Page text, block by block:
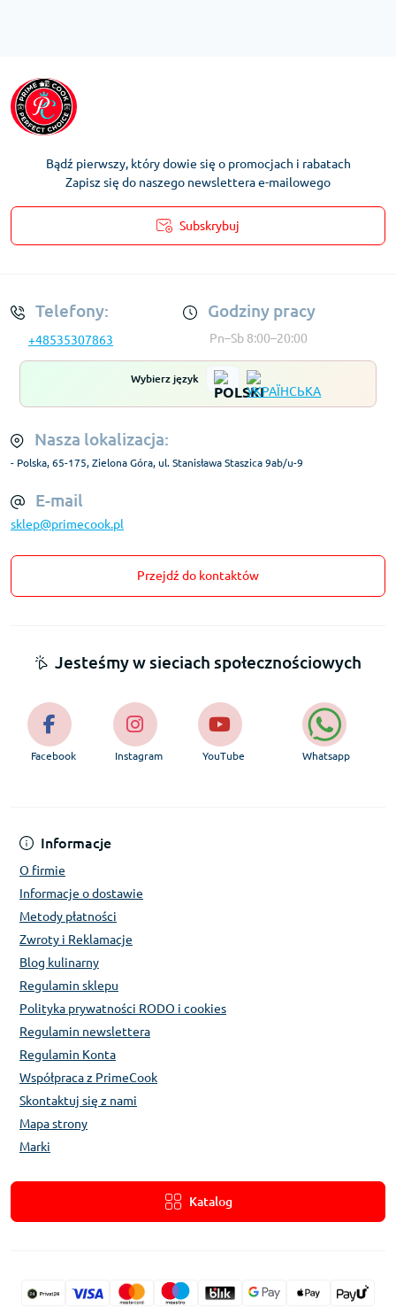
Bądź pierwszy, który dowie się o promocjach i rabatach
Zapisz się do naszego newslettera e-mailowego
Subskrybuj
Telefony:
+48535307863
Godziny pracy
Pn–Sb 8:00–20:00
Wybierz język
Nasza lokalizacja:
- Polska, 65-175, Zielona Góra, ul. Stanisława Staszica 9ab/u-9
E-mail
sklep@primecook.pl
Przejdź do kontaktów
Informacje
O firmie
Informacje o dostawie
Metody płatności
Zwroty i Reklamacje
Blog kulinarny
Regulamin sklepu
Polityka prywatności RODO i cookies
Regulamin newslettera
Regulamin Konta
Współpraca z PrimeCook
Skontaktuj się z nami
Mapa strony
Marki
Katalog
Jesteśmy w sieciach społecznościowych
Facebook Instagram YouTube Whatsapp